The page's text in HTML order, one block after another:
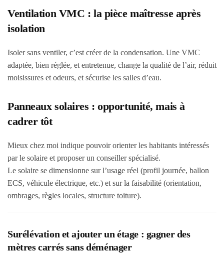
Ventilation VMC : la pièce maîtresse après
isolation
Isoler sans ventiler, c’est créer de la condensation. Une VMC
adaptée, bien réglée, et entretenue, change la qualité de l’air, réduit
moisissures et odeurs, et sécurise les salles d’eau.
Panneaux solaires : opportunité, mais à
cadrer tôt
Mieux chez moi indique pouvoir orienter les habitants intéressés
par le solaire et proposer un conseiller spécialisé.
Le solaire se dimensionne sur l’usage réel (profil journée, ballon
ECS, véhicule électrique, etc.) et sur la faisabilité (orientation,
ombrages, règles locales, structure toiture).
Surélévation et ajouter un étage : gagner des
mètres carrés sans déménager